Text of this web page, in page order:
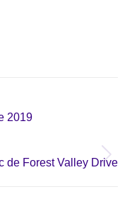
2019
de Forest Valley Drive